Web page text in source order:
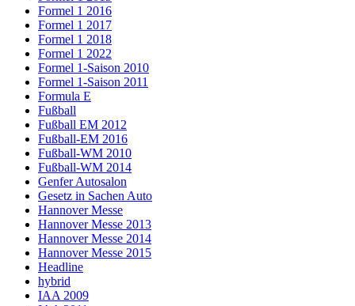
Formel 1 2016
Formel 1 2017
Formel 1 2018
Formel 1 2022
Formel 1-Saison 2010
Formel 1-Saison 2011
Formula E
Fußball
Fußball EM 2012
Fußball-EM 2016
Fußball-WM 2010
Fußball-WM 2014
Genfer Autosalon
Gesetz in Sachen Auto
Hannover Messe
Hannover Messe 2013
Hannover Messe 2014
Hannover Messe 2015
Headline
hybrid
IAA 2009